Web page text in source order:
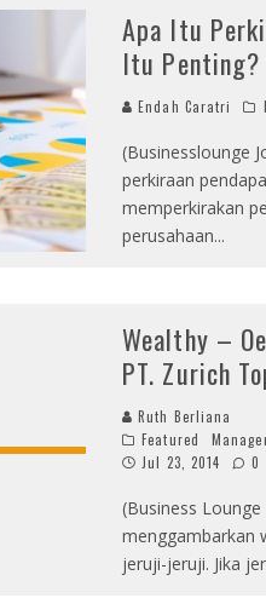
Apa Itu
Itu
Endah Caratri
(Businesslounge
perkiraan
memperkirakan
perusahaan...
Wealthy –
PT. Zurich
Ruth Berliana
Featured
Jul 23, 2014
0
(Business
menggambarkan
jeruji-jeruji. Jika